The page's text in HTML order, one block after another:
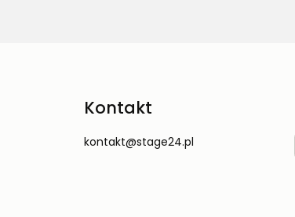
Kontakt
kontakt@stage24.pl